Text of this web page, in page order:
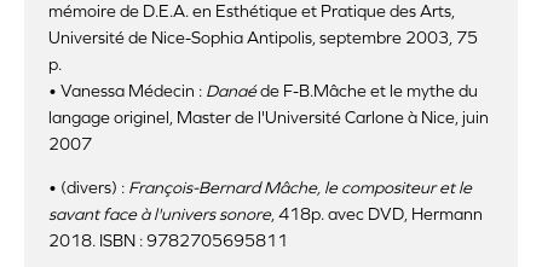
mémoire de D.E.A. en Esthétique et Pratique des Arts,
Université de Nice-Sophia Antipolis, septembre 2003, 75
p.
• Vanessa Médecin : Danaéde F-B.Mâche et le mythe du
langage originel, Master de l'Université Carlone à Nice, juin
2007
• (divers) : François-Bernard Mâche, le compositeur et le
savant face à l'univers sonore, 418p. avec DVD, Hermann
2018. ISBN : 9782705695811